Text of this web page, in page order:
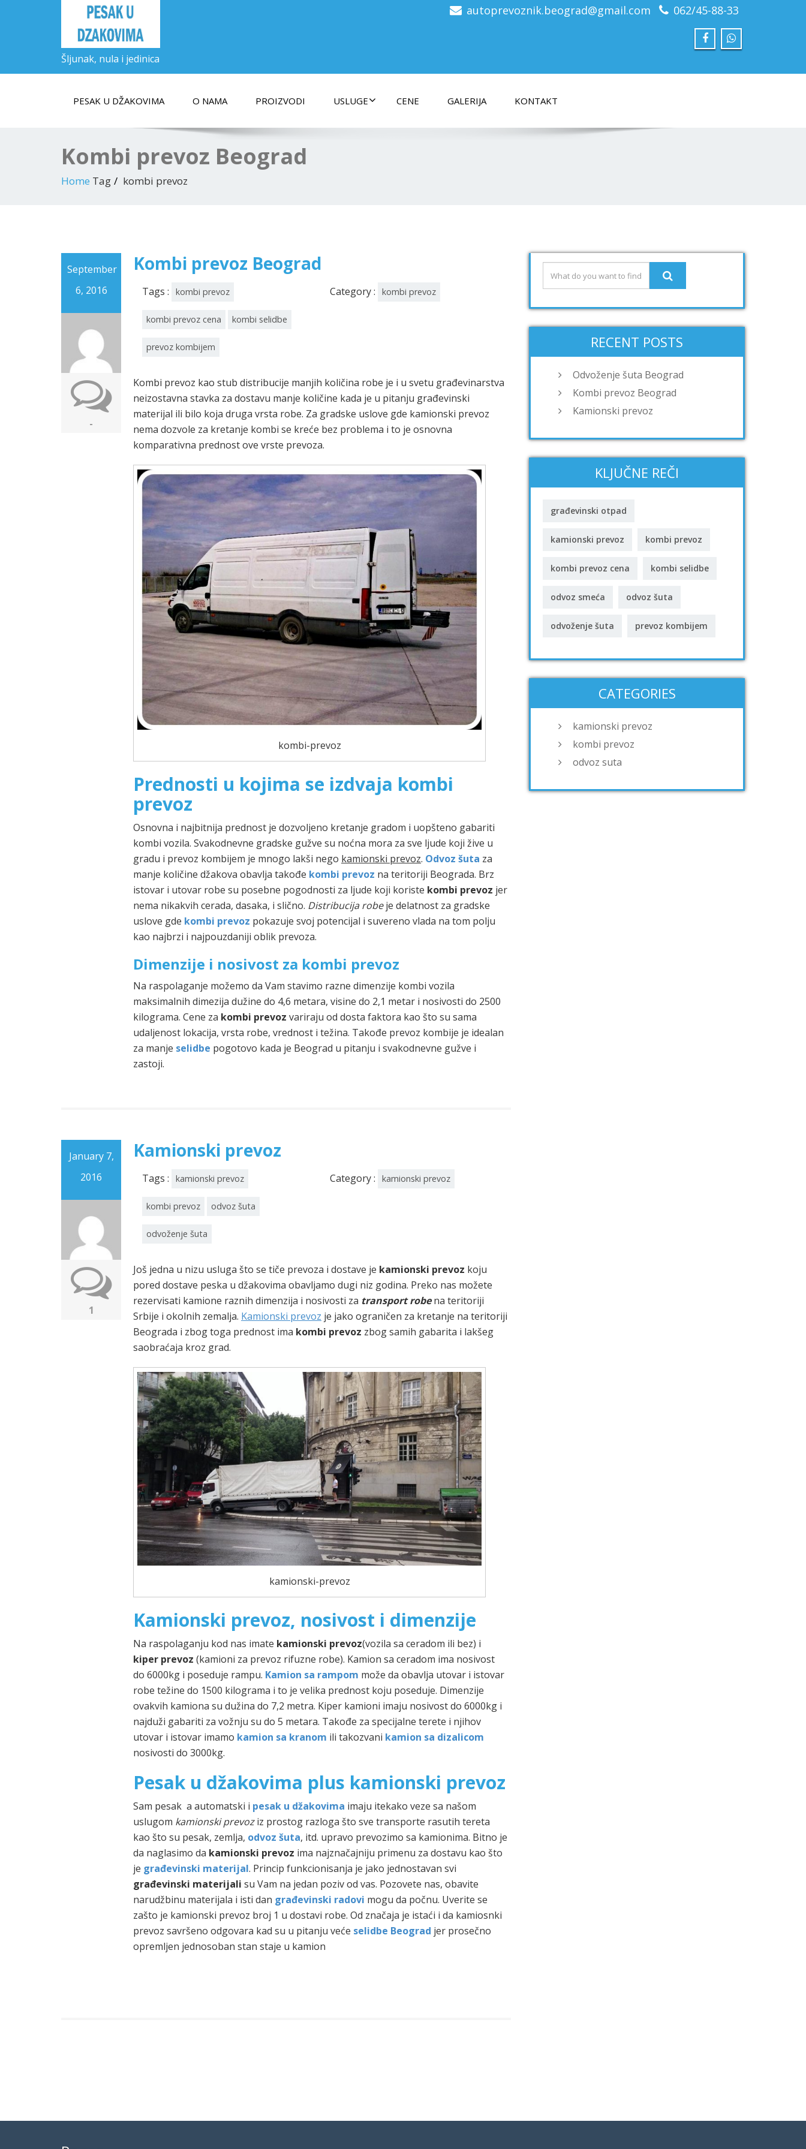
Šljunak, nula i jedinica
autoprevoznik.beograd@gmail.com 062/45-88-33
PESAK U DŽAKOVIMA O NAMA PROIZVODI USLUGE CENE GALERIJA KONTAKT
Kombi prevoz Beograd
Home Tag kombi prevoz
September
6, 2016
-
Kombi prevoz Beograd
Tags : kombi prevoz
kombi prevoz cena kombi selidbe
prevoz kombijem
Category : kombi prevoz
Kombi prevoz kao stub distribucije manjih količina robe je i u svetu građevinarstva
neizostavna stavka za dostavu manje količine kada je u pitanju građevinski
materijal ili bilo koja druga vrsta robe. Za gradske uslove gde kamionski prevoz
nema dozvole za kretanje kombi se kreće bez problema i to je osnovna
komparativna prednost ove vrste prevoza.
kombi-prevoz
Prednosti u kojima se izdvaja kombi
prevoz
Osnovna i najbitnija prednost je dozvoljeno kretanje gradom i uopšteno gabariti
kombi vozila. Svakodnevne gradske gužve su noćna mora za sve ljude koji žive u
gradu i prevoz kombijem je mnogo lakši nego kamionski prevoz. Odvoz šuta za
manje količine džakova obavlja takođe kombi prevoz na teritoriji Beograda. Brz
istovar i utovar robe su posebne pogodnosti za ljude koji koriste kombi prevoz jer
nema nikakvih cerada, dasaka, i slično. Distribucija robeje delatnost za gradske
uslove gde kombi prevoz pokazuje svoj potencijal i suvereno vlada na tom polju
kao najbrzi i najpouzdaniji oblik prevoza.
Dimenzije i nosivost za kombi prevoz
Na raspolaganje možemo da Vam stavimo razne dimenzije kombi vozila
maksimalnih dimezija dužine do 4,6 metara, visine do 2,1 metar i nosivosti do 2500
kilograma. Cene za kombi prevoz variraju od dosta faktora kao što su sama
udaljenost lokacija, vrsta robe, vrednost i težina. Takođe prevoz kombije je idealan
za manje selidbe pogotovo kada je Beograd u pitanju i svakodnevne gužve i
zastoji.
January 7,
2016
1
Kamionski prevoz
Tags : kamionski prevoz
kombi prevoz odvoz šuta
odvoženje šuta
Category : kamionski prevoz
Još jedna u nizu usluga što se tiče prevoza i dostave je kamionski prevoz koju
pored dostave peska u džakovima obavljamo dugi niz godina. Preko nas možete
rezervisati kamione raznih dimenzija i nosivosti za transport robena teritoriji
Srbije i okolnih zemalja. Kamionski prevoz je jako ograničen za kretanje na teritoriji
Beograda i zbog toga prednost ima kombi prevoz zbog samih gabarita i lakšeg
saobraćaja kroz grad.
kamionski-prevoz
Kamionski prevoz, nosivost i dimenzije
Na raspolaganju kod nas imate kamionski prevoz(vozila sa ceradom ili bez) i
kiper prevoz (kamioni za prevoz rifuzne robe). Kamion sa ceradom ima nosivost
do 6000kg i poseduje rampu. Kamion sa rampom može da obavlja utovar i istovar
robe težine do 1500 kilograma i to je velika prednost koju poseduje. Dimenzije
ovakvih kamiona su dužina do 7,2 metra. Kiper kamioni imaju nosivost do 6000kg i
najduži gabariti za vožnju su do 5 metara. Takođe za specijalne terete i njihov
utovar i istovar imamo kamion sa kranom ili takozvani kamion sa dizalicom
nosivosti do 3000kg.
Pesak u džakovima plus kamionski prevoz
Sam pesak a automatski i pesak u džakovima imaju itekako veze sa našom
uslugom kamionski prevoziz prostog razloga što sve transporte rasutih tereta
kao što su pesak, zemlja, odvoz šuta, itd. upravo prevozimo sa kamionima. Bitno je
da naglasimo da kamionski prevoz ima najznačajniju primenu za dostavu kao što
je građevinski materijal. Princip funkcionisanja je jako jednostavan svi
građevinski materijali su Vam na jedan poziv od vas. Pozovete nas, obavite
narudžbinu materijala i isti dan građevinski radovi mogu da počnu. Uverite se
zašto je kamionski prevoz broj 1 u dostavi robe. Od značaja je istaći i da kamiosnki
prevoz savršeno odgovara kad su u pitanju veće selidbe Beograd jer prosečno
opremljen jednosoban stan staje u kamion
RECENT POSTS
Odvoženje šuta Beograd
Kombi prevoz Beograd
Kamionski prevoz
KLJUČNE REČI
građevinski otpad
kamionski prevoz kombi prevoz
kombi prevoz cena kombi selidbe
odvoz smeća odvoz šuta
odvoženje šuta prevoz kombijem
CATEGORIES
kamionski prevoz
kombi prevoz
odvoz suta